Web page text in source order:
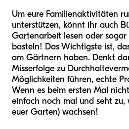
Um eure Familienaktivitäten
unterstützen, könnt ihr auch
Gartenarbeit lesen oder sogar
basteln! Das Wichtigste ist,
am Gärtnern haben. Denkt
Misserfolge zu
Möglichkeiten führen, echte
Wenn es beim ersten Mal
einfach noch mal und seht zu,
euer Garten) wachsen!